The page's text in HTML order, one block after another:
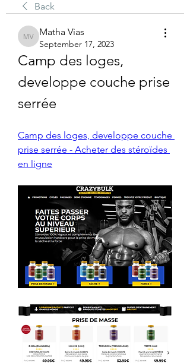
Back
Matha Vias
Matha Vias
September 17, 2023
Camp des loges,
developpe couche prise
serrée
Camp des loges, developpe couche
prise serrée - Acheter des stéroïdes
en ligne